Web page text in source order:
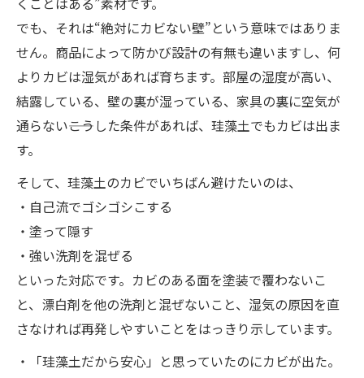
でも、それは“絶対にカビない壁”という意味ではありま
せん。商品によって防かび設計の有無も違いますし、何
よりカビは湿気があれば育ちます。部屋の湿度が高い、
結露している、壁の裏が湿っている、家具の裏に空気が
通らない――こうした条件があれば、珪藻土でもカビは出ま
す。
そして、珪藻土のカビでいちばん避けたいのは、
・自己流でゴシゴシこする
・塗って隠す
・強い洗剤を混ぜる
といった対応です。カビのある面を塗装で覆わないこ
と、漂白剤を他の洗剤と混ぜないこと、湿気の原因を直
さなければ再発しやすいことをはっきり示しています。
・「珪藻土だから安心」と思っていたのにカビが出た。